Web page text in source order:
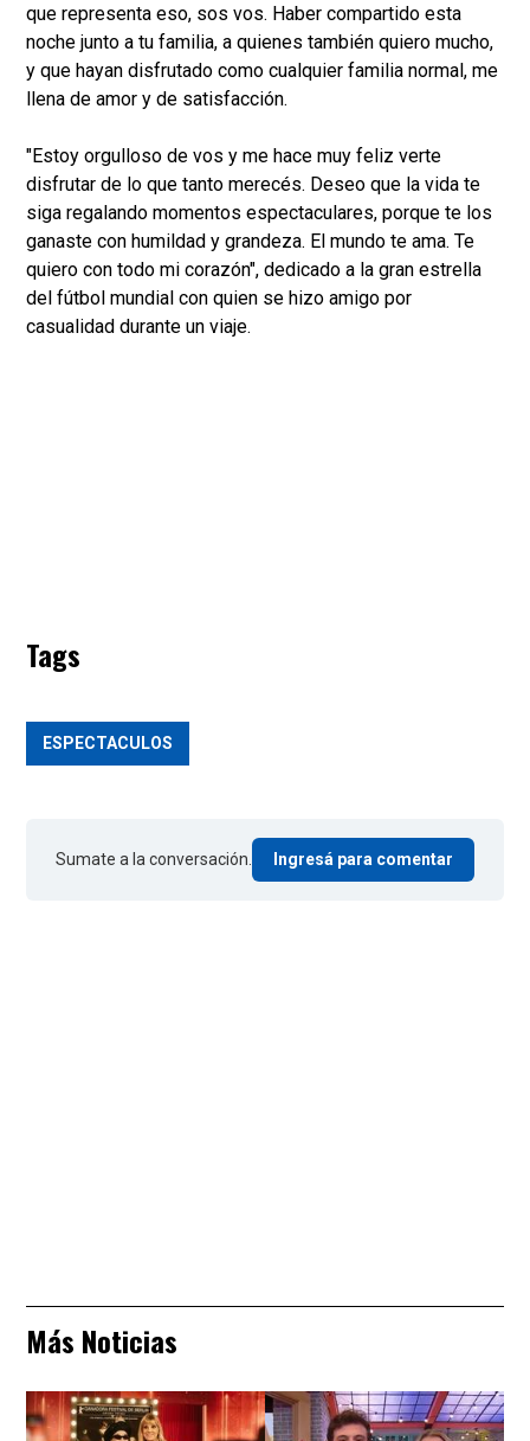
que representa eso, sos vos. Haber compartido esta
noche junto a tu familia, a quienes también quiero mucho,
y que hayan disfrutado como cualquier familia normal, me
llena de amor y de satisfacción.
"Estoy orgulloso de vos y me hace muy feliz verte
disfrutar de lo que tanto merecés. Deseo que la vida te
siga regalando momentos espectaculares, porque te los
ganaste con humildad y grandeza. El mundo te ama. Te
quiero con todo mi corazón", dedicado a la gran estrella
del fútbol mundial con quien se hizo amigo por
casualidad durante un viaje.
Tags
ESPECTACULOS
Sumate a la conversación. Ingresá para comentar
Más Noticias